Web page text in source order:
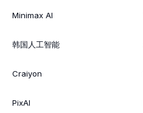
Minimax AI
韩国人工智能
Craiyon
PixAI